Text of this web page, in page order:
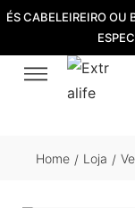
ÉS CABELEIREIRO OU
Home / Loja /